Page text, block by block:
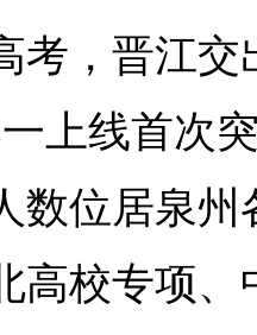
考，晋江
上线首次突
数位居泉
高校专项